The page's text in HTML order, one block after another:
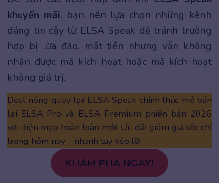
khuyến mãi, bạn nên lựa chọn những kênh
đáng tin cậy từ ELSA Speak để tránh trường
hợp bị lừa đảo, mất tiền nhưng vẫn không
nhận được mã kích hoạt hoặc mã kích hoạt
không giá trị.
Deal nóng quay lại! ELSA Speak chính thức mở bán
lại ELSA Pro và ELSA Premium phiên bản 2026
với diện mạo hoàn toàn mới! Ưu đãi giảm giá sốc chỉ
trong hôm nay – nhanh tay kẻo lỡ!
KHÁM PHÁ NGAY!